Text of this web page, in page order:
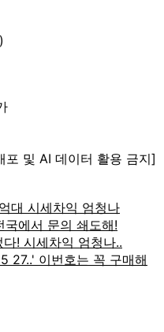
및 AI 데이터 활용 금지]